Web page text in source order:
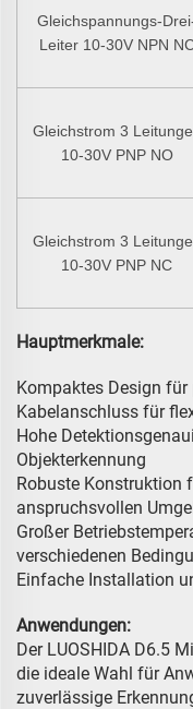
Gleichspannungs-
Leiter 10-30V NPN
Gleichstrom 3
10-30V PNP NO
Gleichstrom 3
10-30V PNP NC
Hauptmerkmale:
Kompaktes Design
Kabelanschluss für
Hohe
Objekterkennung
Robuste Konstruktion
anspruchsvollen
Großer
verschiedenen
Einfache Installation
Anwendungen:
Der LUOSHIDA D6.5
die ideale Wahl für
zuverlässige